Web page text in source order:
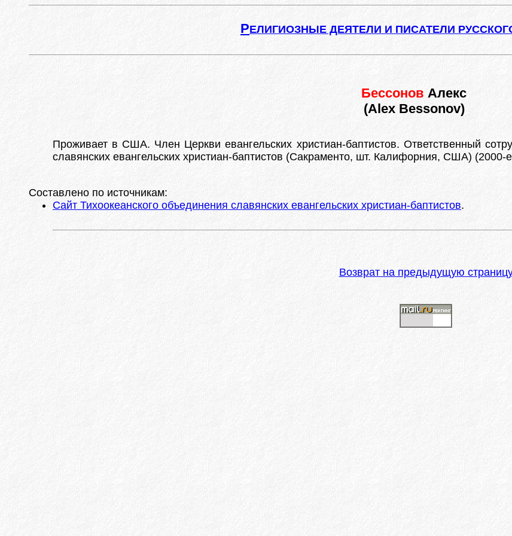
РЕЛИГИОЗНЫЕ ДЕЯТЕЛИ И ПИСАТЕЛИ
Бессонов Алекс
(Alex Bessonov)
Проживает в США. Член Церкви евангельских христиан-баптистов. Ответственный
славянских евангельских христиан-баптистов (Сакраменто, шт. Калифорния, США) (2000-е
Составлено по источникам:
Сайт Тихоокеанского объединения славянских евангельских христиан-баптистов.
Возврат на предыдущую